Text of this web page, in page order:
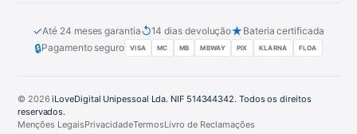
✓Até 24 meses garantia↺14 dias devolução★ Bateria certificada
🔒Pagamento seguro VISA MC MB MBWAY PIX KLARNA FLOA
© 2026iLoveDigital Unipessoal Lda. NIF 514344342. Todos os direitos
reservados.
Menções LegaisPrivacidadeTermosLivro de Reclamações